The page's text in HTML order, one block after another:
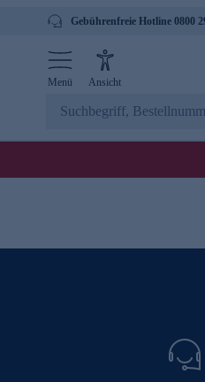
Gebührenfreie Hotline 0800
Menü Ansicht